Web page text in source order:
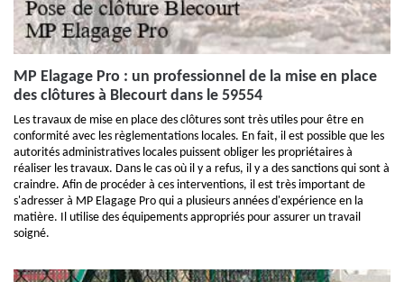
MP Elagage Pro : un professionnel de la mise en place
des clôtures à Blecourt dans le 59554
Les travaux de mise en place des clôtures sont très utiles pour être en
conformité avec les règlementations locales. En fait, il est possible que les
autorités administratives locales puissent obliger les propriétaires à
réaliser les travaux. Dans le cas où il y a refus, il y a des sanctions qui sont à
craindre. Afin de procéder à ces interventions, il est très important de
s'adresser à MP Elagage Pro qui a plusieurs années d'expérience en la
matière. Il utilise des équipements appropriés pour assurer un travail
soigné.